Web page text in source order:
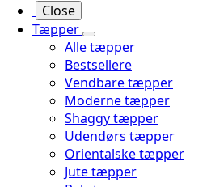
Close
Tæpper
Alle tæpper
Bestsellere
Vendbare tæpper
Moderne tæpper
Shaggy tæpper
Udendørs tæpper
Orientalske tæpper
Jute tæpper